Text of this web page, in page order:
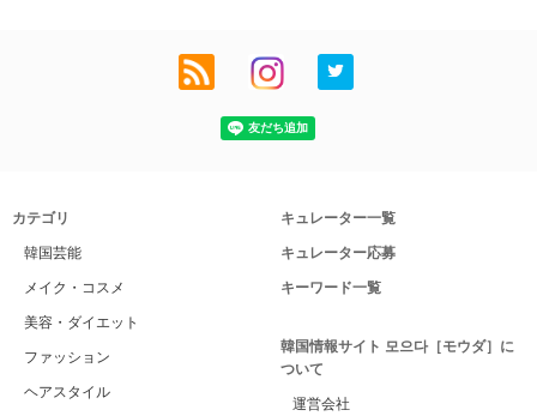
カテゴリ
韓国芸能
メイク・コスメ
美容・ダイエット
ファッション
ヘアスタイル
キュレーター一覧
キュレーター応募
キーワード一覧
韓国情報サイト 모으다［モウダ］に
ついて
運営会社